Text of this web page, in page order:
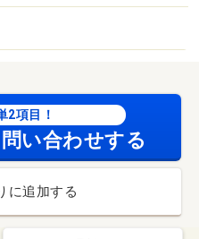
2項目！
い合わせする
に追加する